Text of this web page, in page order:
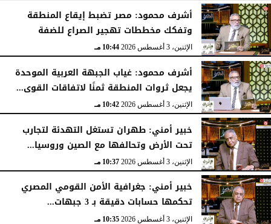
الثلاثاء، 4 أغسطس 2026
أشرف محمود: مصر تضبط إيقاع المنطقة
وتفكك مخططات تهجير الصراع للضفة
الإثنين، 3 أغسطس 2026 10:44 مـ
أشرف محمود: غياب الجبهة العربية الموحدة
يجعل ثروات المنطقة ثمنًا لاتفاقات القوى...
الإثنين، 3 أغسطس 2026 10:42 مـ
خبير أمني: طهران تستغل التهدئة لتجارب
تحت الأرض وتحالفها مع الصين وروسيا...
الإثنين، 3 أغسطس 2026 10:37 مـ
خبير أمني: جغرافية الأمن القومي المصري
تحكمها حسابات دقيقة بـ 3 جبهات...
الإثنين، 3 أغسطس 2026 10:35 مـ